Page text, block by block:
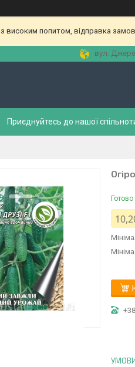
з високим попитом, відправка
вул.
Приєднуйтесь до нашої